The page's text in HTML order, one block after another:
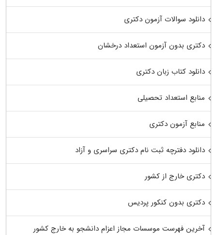
دانلود سوالات آزمون دکتری
دکتری بدون آزمون استعداد درخشان
دانلود کتاب زبان دکتری
منابع استعداد تحصیلی
منابع آزمون دکتری
دانلود دفترچه ثبت نام دکتری سراسری و آزاد
دکتری خارج از کشور
دکتری بدون کنکور پردیس
آخرین فهرست موسسات مجاز اعزام دانشجو به خارج کشور